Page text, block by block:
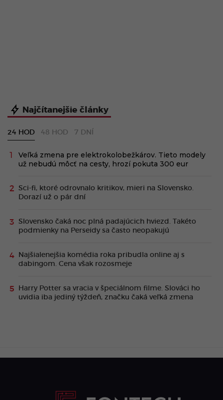
Najčítanejšie články
24 HOD 48 HOD 7 DNÍ
Veľká zmena pre elektrokolobežkárov. Tieto modely
už nebudú môcť na cesty, hrozí pokuta 300 eur
Sci-fi, ktoré odrovnalo kritikov, mieri na Slovensko.
Dorazí už o pár dní
Slovensko čaká noc plná padajúcich hviezd. Takéto
podmienky na Perseidy sa často neopakujú
Najšialenejšia komédia roka pribudla online aj s
dabingom. Cena však rozosmeje
Harry Potter sa vracia v špeciálnom filme. Slováci ho
uvidia iba jediný týždeň, značku čaká veľká zmena